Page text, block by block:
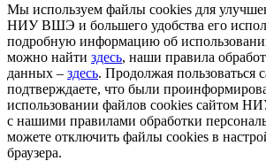
Мы используем файлы cookies для
НИУ ВШЭ и большего удобства его
подробную информацию об
можно найти здесь, наши правила
данных – здесь. Продолжая пользоваться
подтверждаете, что были
использовании файлов cookies сайтом
с нашими правилами обработки
можете отключить файлы cookies в
браузера.